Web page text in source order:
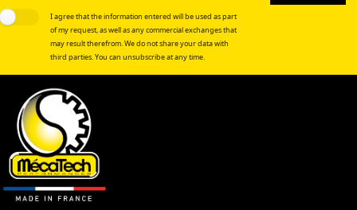
I agree that the information entered will be used as part
of my request, as well as any commercial exchanges that
may result therefrom. We do not share your data with
third parties. You can unsubscribe at any time.